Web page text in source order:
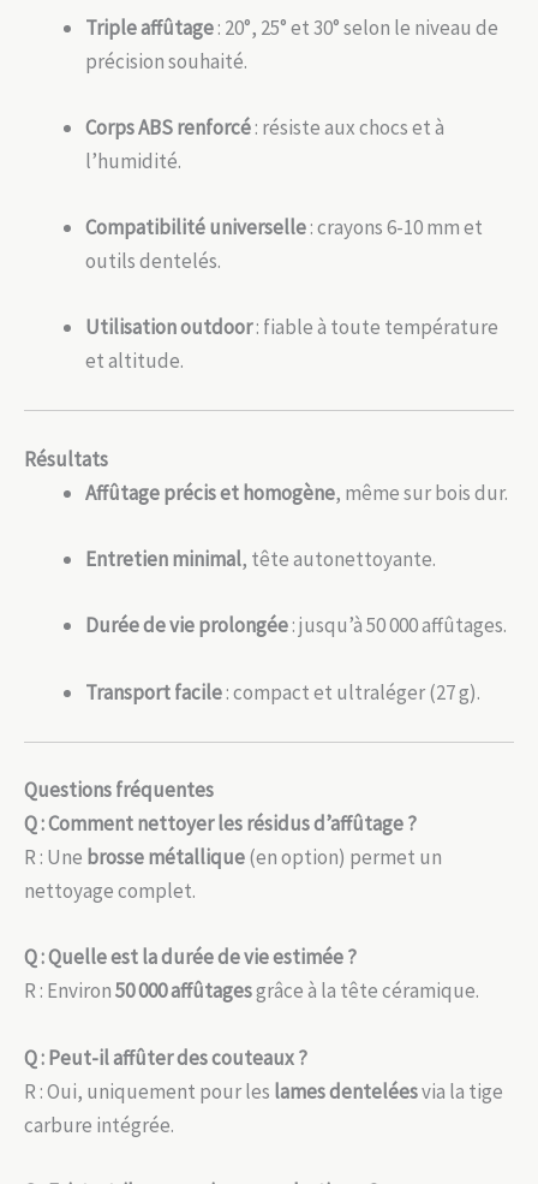
Triple affûtage: 20°, 25° et 30° selon le niveau de
précision souhaité.
Corps ABS renforcé: résiste aux chocs et à
l’humidité.
Compatibilité universelle: crayons 6-10 mm et
outils dentelés.
Utilisation outdoor: fiable à toute température
et altitude.
Résultats
Affûtage précis et homogène, même sur bois dur.
Entretien minimal, tête autonettoyante.
Durée de vie prolongée: jusqu’à 50 000 affûtages.
Transport facile: compact et ultraléger (27 g).
Questions fréquentes
Q : Comment nettoyer les résidus d’affûtage ?
R : Une brosse métallique(en option) permet un
nettoyage complet.
Q : Quelle est la durée de vie estimée ?
R : Environ50 000 affûtagesgrâce à la tête céramique.
Q : Peut-il affûter des couteaux ?
R : Oui, uniquement pour les lames denteléesvia la tige
carbure intégrée.